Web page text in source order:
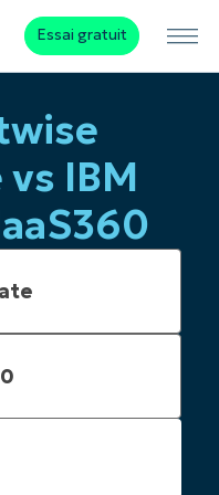
Essai gratuit
IBM